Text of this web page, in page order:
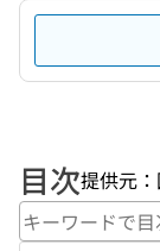
目次提供元